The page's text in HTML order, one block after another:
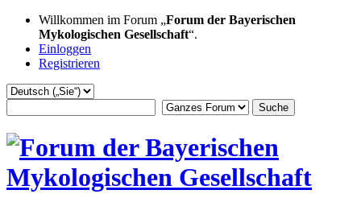
Willkommen im Forum „Forum der Bayerischen
Mykologischen Gesellschaft“.
Einloggen
Registrieren